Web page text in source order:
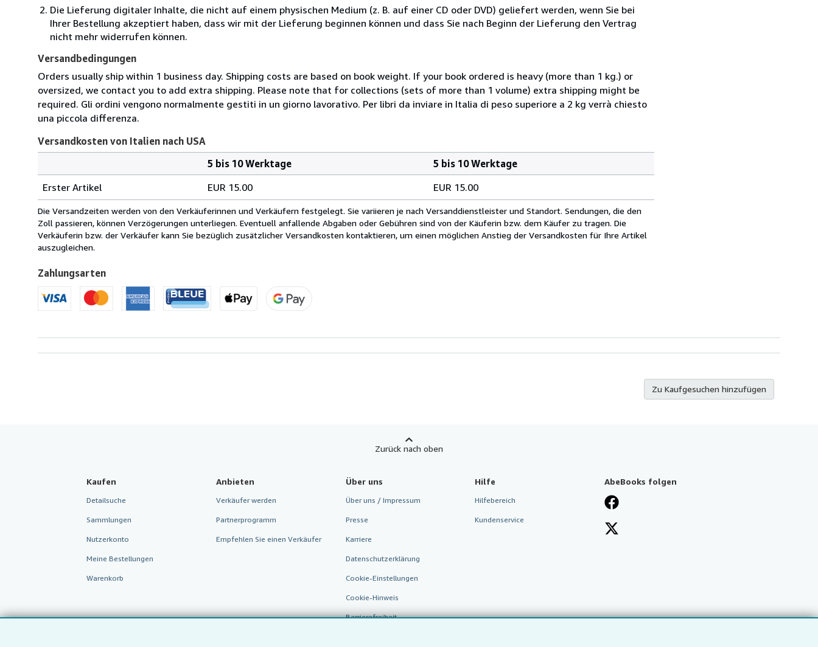
Die Lieferung digitaler Inhalte, die nicht auf einem physischen Medium (z. B. auf einer CD oder DVD) geliefert werden, wenn Sie bei
Ihrer Bestellung akzeptiert haben, dass wir mit der Lieferung beginnen können und dass Sie nach Beginn der Lieferung den Vertrag
nicht mehr widerrufen können.
Versandbedingungen
Orders usually ship within 1 business day. Shipping costs are based on book weight. If your book ordered is heavy (more than 1 kg.) or
oversized, we contact you to add extra shipping. Please note that for collections (sets of more than 1 volume) extra shipping might be
required. Gli ordini vengono normalmente gestiti in un giorno lavorativo. Per libri da inviare in Italia di peso superiore a 2 kg verrà chiesto
una piccola differenza.
Versandkosten von Italien nach USA
von
Italien
nach
USA
5 bis 10 Werktage
5 bis 10 Werktage
Erster Artikel
EUR 15.00 EUR 15.00
Die Versandzeiten werden von den Verkäuferinnen und Verkäufern festgelegt. Sie variieren je nach Versanddienstleister und Standort. Sendungen, die den
Zoll passieren, können Verzögerungen unterliegen. Eventuell anfallende Abgaben oder Gebühren sind von der Käuferin bzw. dem Käufer zu tragen. Die
Verkäuferin bzw. der Verkäufer kann Sie bezüglich zusätzlicher Versandkosten kontaktieren, um einen möglichen Anstieg der Versandkosten für Ihre Artikel
auszugleichen.
Zahlungsarten
Zu Kaufgesuchen hinzufügen
Zurück nach oben
Kaufen
Detailsuche
Sammlungen
Nutzerkonto
Meine Bestellungen
Warenkorb
Anbieten
Verkäufer werden
Partnerprogramm
Empfehlen Sie einen Verkäufer
Über uns
Über uns / Impressum
Presse
Karriere
Datenschutzerklärung
Cookie-Einstellungen
Cookie-Hinweis
Barrierefreiheit
Hilfe
Hilfebereich
Kundenservice
AbeBooks folgen